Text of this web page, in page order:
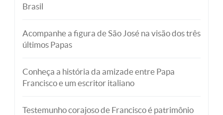
Brasil
Acompanhe a figura de São José na visão dos três
últimos Papas
Conheça a história da amizade entre Papa
Francisco e um escritor italiano
Testemunho corajoso de Francisco é patrimônio